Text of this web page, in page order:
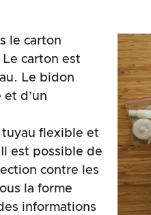
le carton
Le carton est
Le bidon
et d’un
flexible et
est possible de
contre les
la forme
informations